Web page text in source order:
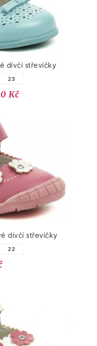
dívčí střevíčky
23
Kč
dívčí střevíčky
22